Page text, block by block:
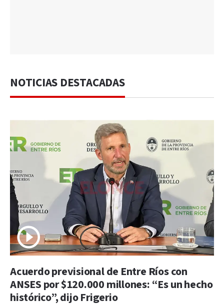
NOTICIAS DESTACADAS
Acuerdo previsional de Entre Ríos con
ANSES por $120.000 millones: “Es un hecho
histórico”, dijo Frigerio